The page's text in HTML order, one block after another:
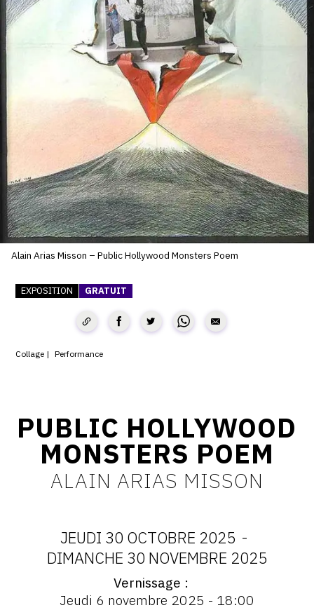
SERVICES
CRÉER SON CATALOGUE RAISONNÉ
ABONNEMENTS DÉDIÉS AUX GALERISTES
CRÉER SON SITE ARTISTE
CRÉER SON CATALOGUE D'EXPO
PUBLIER SES EXPOSITIONS
DEVENIR CONTRIBUTEUR
À PROPOS
CONTACT
SUIVEZ-NOUS
INSTAGRAM
TWITTER
PINTEREST
Alain Arias Misson – Public Hollywood Monsters Poem
EXPOSITION GRATUIT
Collage Performance
PUBLIC HOLLYWOOD
MONSTERS POEM
ALAIN ARIAS MISSON
DATES
:
JEUDI 30 OCTOBRE 2025 -
DIMANCHE 30 NOVEMBRE 2025
Vernissage
Jeudi 6 novembre 2025 - 18:00